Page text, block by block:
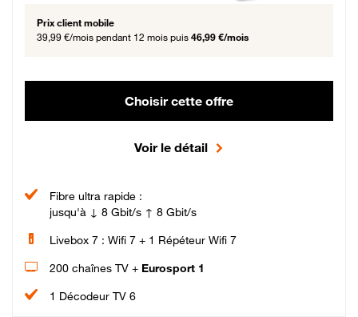
Prix client mobile
39,99 €/mois pendant 12 mois puis 46,99 €/mois
Choisir cette offre
Voir le détail
Fibre ultra rapide :
jusqu'à ↓ 8 Gbit/s ↑ 8 Gbit/s
Livebox 7 : Wifi 7 + 1 Répéteur Wifi 7
200 chaînes TV + Eurosport 1
1 Décodeur TV 6